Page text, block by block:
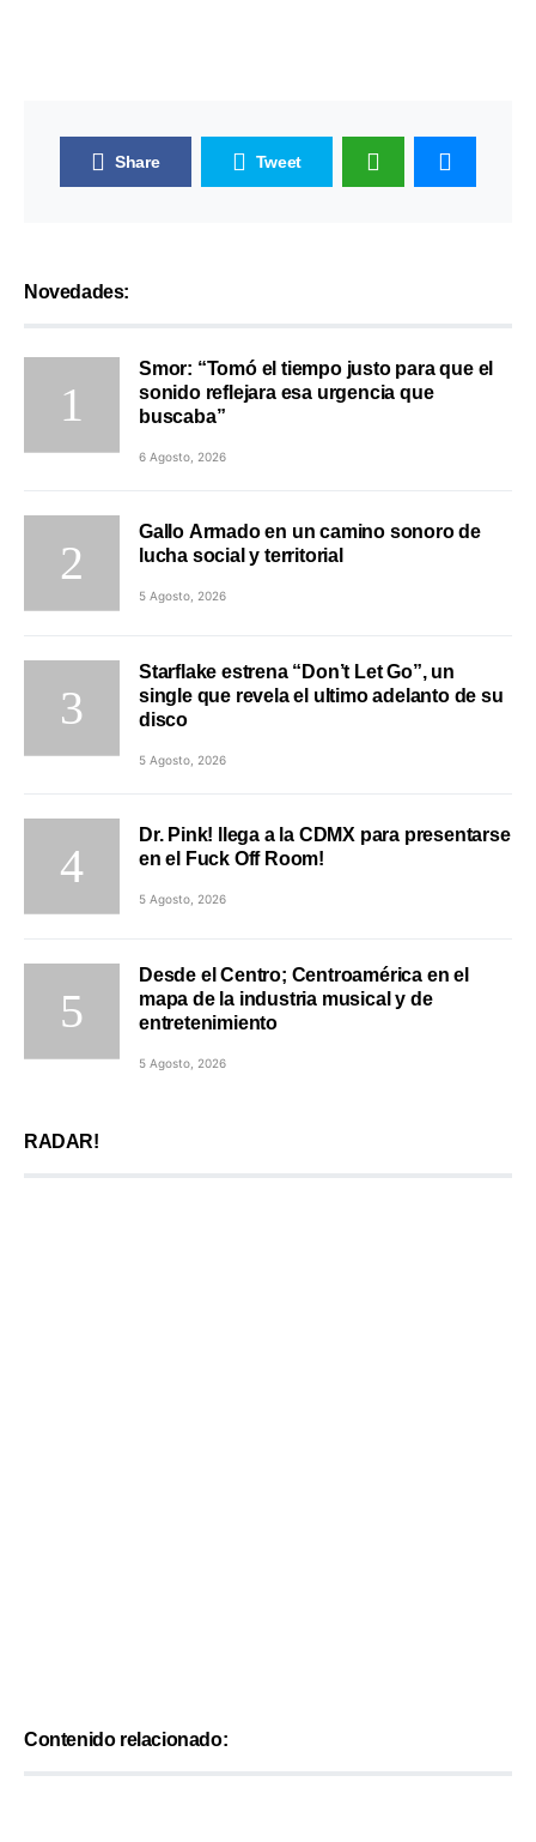
Share Tweet
Novedades:
Smor: “Tomó el tiempo justo para que el
sonido reflejara esa urgencia que
buscaba”
6 Agosto, 2026
Gallo Armado en un camino sonoro de
lucha social y territorial
5 Agosto, 2026
Starflake estrena “Don’t Let Go”, un
single que revela el ultimo adelanto de su
disco
5 Agosto, 2026
Dr. Pink! llega a la CDMX para presentarse
en el Fuck Off Room!
5 Agosto, 2026
Desde el Centro; Centroamérica en el
mapa de la industria musical y de
entretenimiento
5 Agosto, 2026
RADAR!
Contenido relacionado: